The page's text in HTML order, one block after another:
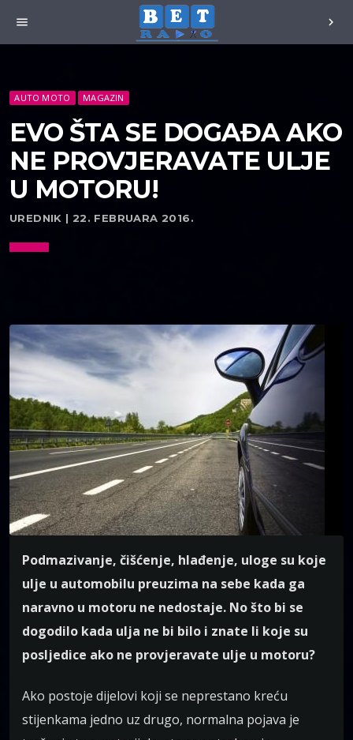
menu chevron_right
AUTO MOTO MAGAZIN
EVO ŠTA SE DOGAĐA AKO
NE PROVJERAVATE ULJE
U MOTORU!
UREDNIK | 22. FEBRUARA 2016.
Podmazivanje, čišćenje, hlađenje, uloge su koje
ulje u automobilu preuzima na sebe kada ga
naravno u motoru ne nedostaje. No što bi se
dogodilo kada ulja ne bi bilo i znate li koje su
posljedice ako ne provjeravate ulje u motoru?
Ako postoje dijelovi koji se neprestano kreću
stijenkama jedno uz drugo, normalna pojava je